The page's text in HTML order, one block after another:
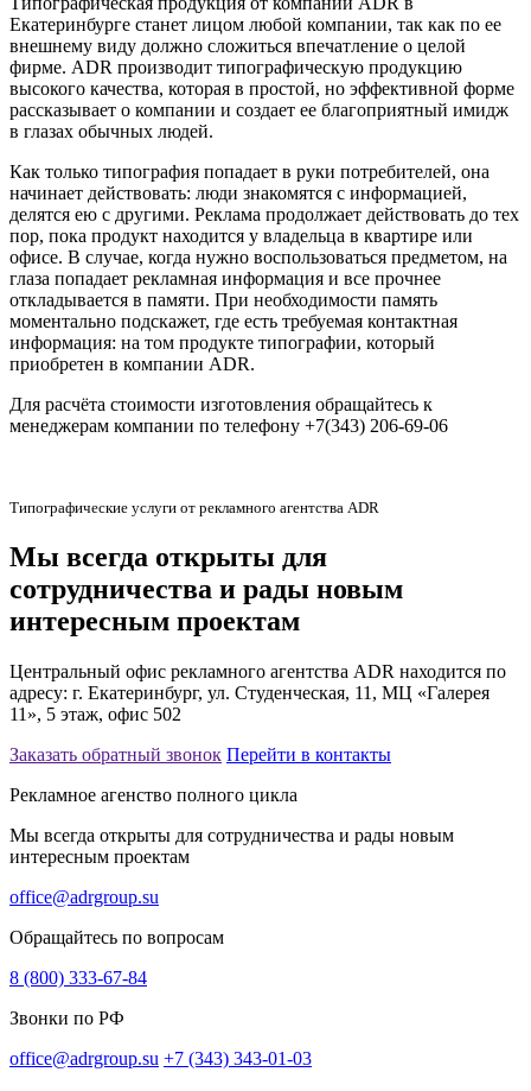
Екатеринбурге станет лицом любой компании, так как по ее
внешнему виду должно сложиться впечатление о целой
фирме. ADR производит типографическую продукцию
высокого качества, которая в простой, но эффективной форме
рассказывает о компании и создает ее благоприятный имидж
в глазах обычных людей.
Как только типография попадает в руки потребителей, она
начинает действовать: люди знакомятся с информацией,
делятся ею с другими. Реклама продолжает действовать до тех
пор, пока продукт находится у владельца в квартире или
офисе. В случае, когда нужно воспользоваться предметом, на
глаза попадает рекламная информация и все прочнее
откладывается в памяти. При необходимости память
моментально подскажет, где есть требуемая контактная
информация: на том продукте типографии, который
приобретен в компании ADR.
Для расчёта стоимости изготовления обращайтесь к
менеджерам компании по телефону +7(343) 206-69-06
Типографические услуги от рекламного агентства ADR
Мы всегда открыты для
сотрудничества и рады новым
интересным проектам
Центральный офис рекламного агентства ADR находится по
адресу: г. Екатеринбург, ул. Студенческая, 11, МЦ «Галерея
11», 5 этаж, офис 502
Заказать обратный звонок Перейти в контакты
Рекламное агенство полного цикла
Мы всегда открыты для сотрудничества и рады новым
интересным проектам
office@adrgroup.su
Обращайтесь по вопросам
8 (800) 333-67-84
Звонки по РФ
office@adrgroup.su +7 (343) 343-01-03